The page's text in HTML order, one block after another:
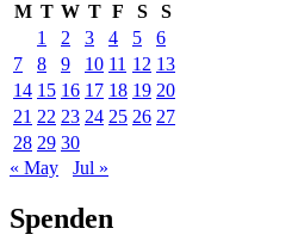
M T W T F S
S
1
2 3 4 5
6
7
8 9 10 11 12 13
14 15 16 17 18 19 20
21 22 23 24 25 26 27
28 29 30
« May
Jul »
Spenden